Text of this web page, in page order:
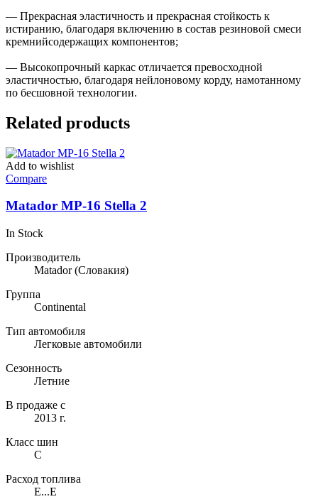
— Прекрасная эластичность и прекрасная стойкость к
истиранию, благодаря включению в состав резиновой смеси
кремнийсодержащих компонентов;
— Высокопрочный каркас отличается превосходной
эластичностью, благодаря нейлоновому корду, намотанному
по бесшовной технологии.
Related products
Add to wishlist
Compare
Matador MP-16 Stella 2
In Stock
Производитель
Matador(Словакия)
Группа
Continental
Тип автомобиля
Легковые автомобили
Сезонность
Летние
В продаже с
2013 г.
Класс шин
C
Расход топлива
E...E